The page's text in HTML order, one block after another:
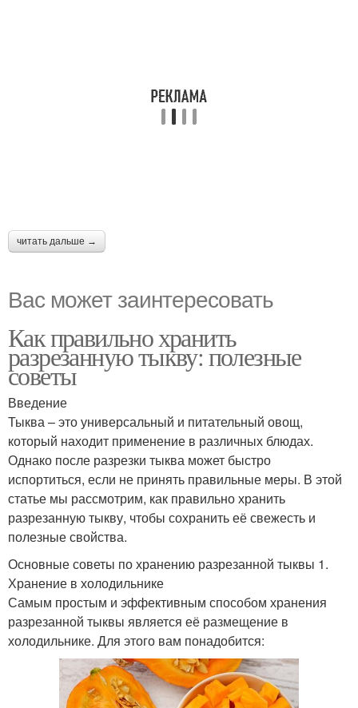
читать дальше →
Вас может заинтересовать
Как правильно хранить
разрезанную тыкву: полезные
советы
Введение
Тыква – это универсальный и питательный овощ,
который находит применение в различных блюдах.
Однако после разрезки тыква может быстро
испортиться, если не принять правильные меры. В этой
статье мы рассмотрим, как правильно хранить
разрезанную тыкву, чтобы сохранить её свежесть и
полезные свойства.
Основные советы по хранению разрезанной тыквы 1.
Хранение в холодильнике
Самым простым и эффективным способом хранения
разрезанной тыквы является её размещение в
холодильнике. Для этого вам понадобится: